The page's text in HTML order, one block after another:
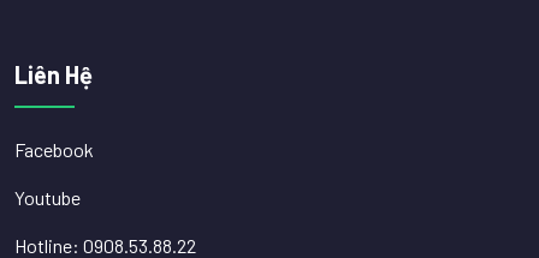
Liên Hệ
Facebook
Youtube
Hotline: 0908.53.88.22